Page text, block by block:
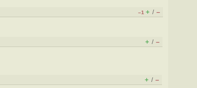
–1 + / –
+ / –
+ / –